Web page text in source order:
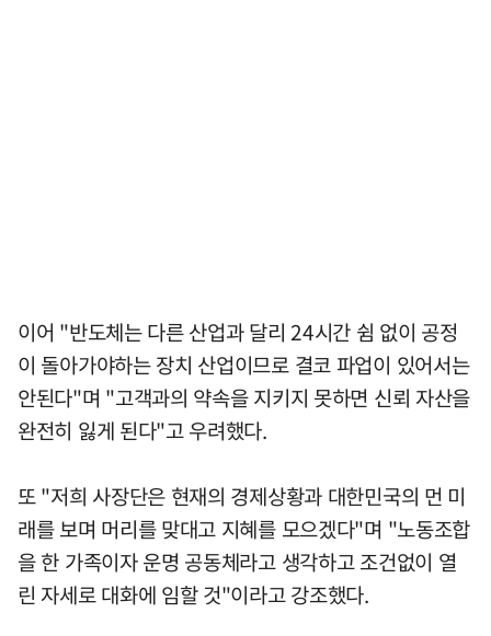
이어 "반도체는 다른 산업과 달리 24시간 쉼 없이 공정
이 돌아가야하는 장치 산업이므로 결코 파업이 있어서는
안된다"며 "고객과의 약속을 지키지 못하면 신뢰 자산을
완전히 잃게 된다"고 우려했다.
또 "저희 사장단은 현재의 경제상황과 대한민국의 먼 미
래를 보며 머리를 맞대고 지혜를 모으겠다"며 "노동조합
을 한 가족이자 운명 공동체라고 생각하고 조건없이 열
린 자세로 대화에 임할 것"이라고 강조했다.